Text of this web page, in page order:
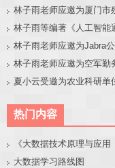
林子雨等编著《人工智能
林子雨老师应邀为Jabra
林子雨老师应邀为空军勤
夏小云受邀为农业科研
热门内容
《大数据技术原理与应
大数据学习路线图